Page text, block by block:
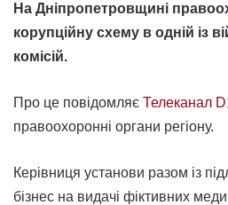
На Дніпропетровщині
корупційну схему в одній із
комісій.
Про це повідомляє Телеканал
правоохоронні органи регіону.
Керівниця установи разом із
бізнес на видачі фіктивних